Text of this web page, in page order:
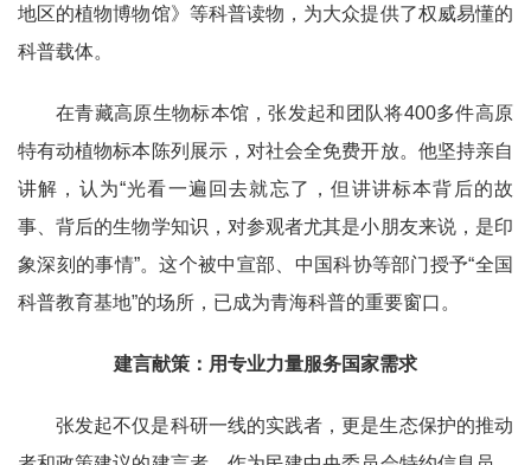
地区的植物博物馆》等科普读物，为大众提供了权威易懂的
科普载体。
在青藏高原生物标本馆，张发起和团队将400多件高原
特有动植物标本陈列展示，对社会全免费开放。他坚持亲自
讲解，认为“光看一遍回去就忘了，但讲讲标本背后的故
事、背后的生物学知识，对参观者尤其是小朋友来说，是印
象深刻的事情”。这个被中宣部、中国科协等部门授予“全国
科普教育基地”的场所，已成为青海科普的重要窗口。
建言献策：用专业力量服务国家需求
张发起不仅是科研一线的实践者，更是生态保护的推动